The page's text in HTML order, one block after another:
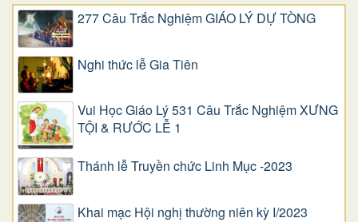
277 Câu Trắc Nghiệm GIÁO LÝ DỰ TÒNG
Nghi thức lễ Gia Tiên
Vui Học Giáo Lý 531 Câu Trắc Nghiệm XƯNG
TỘI & RƯỚC LỄ 1
Thánh lễ Truyền chức Linh Mục -2023
Khai mạc Hội nghị thường niên kỳ I/2023